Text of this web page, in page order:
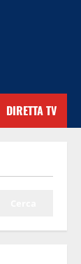
DIRETTA TV